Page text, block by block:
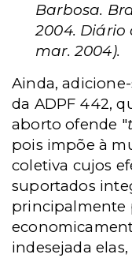
Barbosa.
2004. Diário
mar. 2004).
Ainda,
da ADPF 442,
aborto ofende "
pois impõe à
coletiva cujos
suportados
principalmente
indesejada